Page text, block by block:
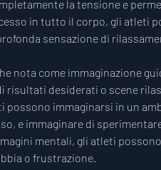
la tensione e
in tutto il corpo, gli atleti
sensazione di
nota come immaginazione
risultati desiderati o scene
possono immaginarsi in un
e immaginare di
mentali, gli atleti
o frustrazione.